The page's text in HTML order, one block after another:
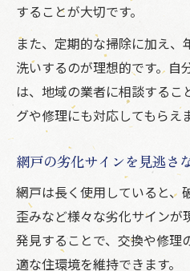
することが大切です。
また、定期的な掃除に加え
洗いするのが理想的です。自
は、地域の業者に相談するこ
グや修理にも対応してもらえ
網戸の劣化サインを見逃さ
網戸は長く使用していると、
歪みなど様々な劣化サインが
発見することで、交換や修理
適な住環境を維持できます。